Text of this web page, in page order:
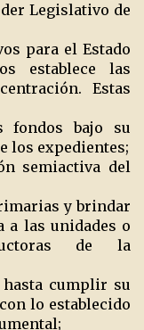
Legislativo de
para el Estado
establece las
Estas
bajo su
los expedientes;
semiactiva del
y brindar
a las unidades o
de la
cumplir su
lo establecido